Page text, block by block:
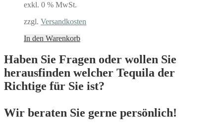
exkl. 0 % MwSt.
zzgl. Versandkosten
In den Warenkorb
Haben Sie Fragen oder wollen Sie
herausfinden welcher Tequila der
Richtige für Sie ist?
Wir beraten Sie gerne persönlich!